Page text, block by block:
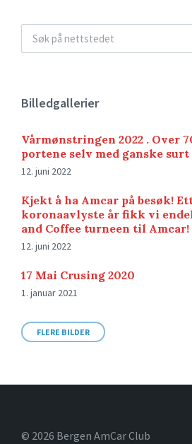
Billedgallerier
Vårmønstringen 2022 . Over
portene selv med ganske
12. juni 2022
Kjekt å ha Amcar på besøk!
koronaavlyste år fikk vi
and Coffee turneen til
12. juni 2022
17 Mai Crusing 2020
1. januar 2021
FLERE BILDER
© 2026 Bergen AmCar Club